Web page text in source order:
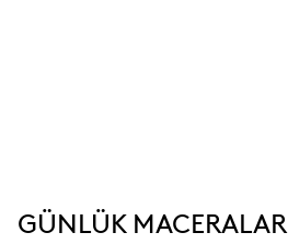
GÜNLÜK MACERALAR